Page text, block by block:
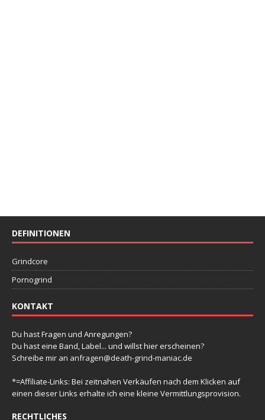
DEFINITIONEN
Grindcore
Pornogrind
KONTAKT
Du hast Fragen und Anregungen?
Du hast eine Band, Label... und willst hier erscheinen?
Schreibe mir an anfragen@death-grind-maniac.de
*=Affiliate-Links: Bei zeitnahen Verkäufen nach dem Klicken auf
einen dieser Links erhalte ich eine kleine Vermittlungsprovision.
RECHTLICHES